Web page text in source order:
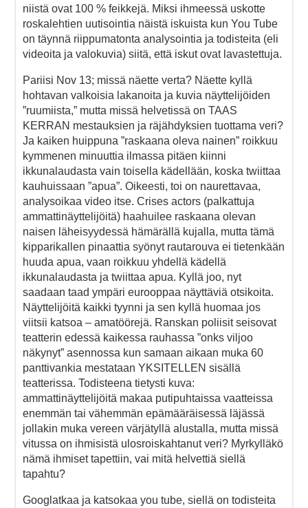
niistä ovat 100 % feikkejä. Miksi ihmeessä uskotte
roskalehtien uutisointia näistä iskuista kun You Tube
on täynnä riippumatonta analysointia ja todisteita (eli
videoita ja valokuvia) siitä, että iskut ovat lavastettuja.
Pariisi Nov 13; missä näette verta? Näette kyllä
hohtavan valkoisia lakanoita ja kuvia näyttelijöiden
”ruumiista,” mutta missä helvetissä on TAAS
KERRAN mestauksien ja räjähdyksien tuottama veri?
Ja kaiken huippuna ”raskaana oleva nainen” roikkuu
kymmenen minuuttia ilmassa pitäen kiinni
ikkunalaudasta vain toisella kädellään, koska twiittaa
kauhuissaan ”apua”. Oikeesti, toi on naurettavaa,
analysoikaa video itse. Crises actors (palkattuja
ammattinäyttelijöitä) haahuilee raskaana olevan
naisen läheisyydessä hämärällä kujalla, mutta tämä
kipparikallen pinaattia syönyt rautarouva ei tietenkään
huuda apua, vaan roikkuu yhdellä kädellä
ikkunalaudasta ja twiittaa apua. Kyllä joo, nyt
saadaan taad ympäri eurooppaa näyttäviä otsikoita.
Näyttelijöitä kaikki tyynni ja sen kyllä huomaa jos
viitsii katsoa – amatöörejä. Ranskan poliisit seisovat
teatterin edessä kaikessa rauhassa ”onks viljoo
näkynyt” asennossa kun samaan aikaan muka 60
panttivankia mestataan YKSITELLEN sisällä
teatterissa. Todisteena tietysti kuva:
ammattinäyttelijöitä makaa putipuhtaissa vaatteissa
enemmän tai vähemmän epämääräisessä läjässä
jollakin muka vereen värjätyllä alustalla, mutta missä
vitussa on ihmisistä ulosroiskahtanut veri? Myrkylläkö
nämä ihmiset tapettiin, vai mitä helvettiä siellä
tapahtu?
Googlatkaa ja katsokaa you tube, siellä on todisteita